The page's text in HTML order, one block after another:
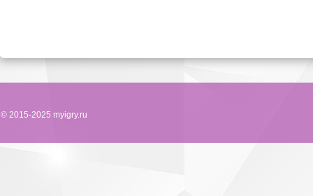
© 2015-2025 myigry.ru